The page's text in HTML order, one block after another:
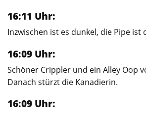
16:11 Uhr:
Inzwischen ist es dunkel, die Pipe ist
16:09 Uhr:
Schöner Crippler und ein Alley Oop
Danach stürzt die Kanadierin.
16:09 Uhr: